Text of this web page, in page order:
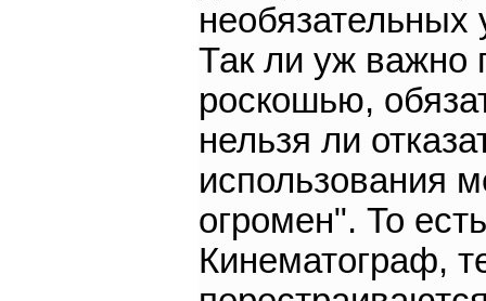
необязательных
Так ли уж важно
роскошью,
нельзя ли
использования
огромен". То
Кинематограф,